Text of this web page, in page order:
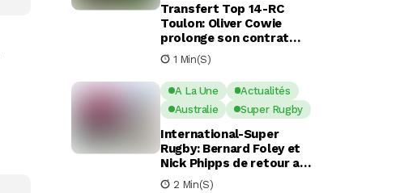
Transfert Top 14-RC
Toulon: Oliver Cowie
prolonge son contrat
avec le RCT jusqu’en 2029
1 Min(s)
A La Une
Actualités
Australie
Super Rugby
International-Super
Rugby: Bernard Foley et
Nick Phipps de retour aux
Waratahs
2 Min(s)